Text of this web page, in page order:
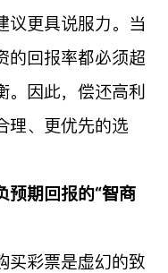
更具说服力。当
的回报率都必须超
。因此，偿还高利
理、更优先的选
期回报的“智商
彩票是虚幻的致